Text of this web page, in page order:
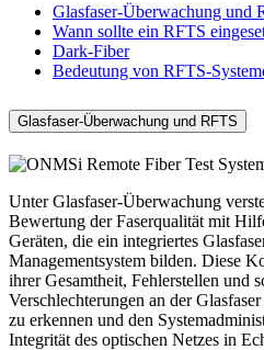
Glasfaser-Überwachung und
Wann sollte ein RFTS
Dark-Fiber
Bedeutung von RFTS-
Glasfaser-Überwachung und RFTS
Unter Glasfaser-Überwachung
Bewertung der Faserqualität mit
Geräten, die ein integriertes
Managementsystem bilden. Diese
ihrer Gesamtheit, Fehlerstellen und
Verschlechterungen an der
zu erkennen und den
Integrität des optischen Netzes in